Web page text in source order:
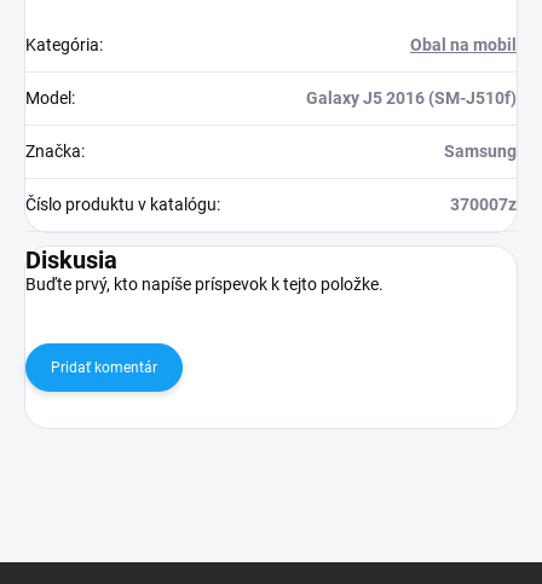
Kategória: Obal na mobil
Model : Galaxy J5 2016 (SM-J510f)
Značka: Samsung
Číslo produktu v katalógu: 370007z
Diskusia
Buďte prvý, kto napíše príspevok k tejto položke.
Pridať komentár